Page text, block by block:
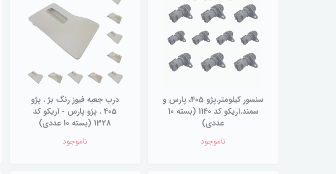
سنسور کیلومتر.پژو 405، پارس و
سمند.آریکو کد 1140 (بسته 10
عددی)
ناموجود
درب جعبه فیوز رنگ بژ . پژو
405 . پژو پارس - آریکو کد
1328 (بسته 10 عددی)
ناموجود